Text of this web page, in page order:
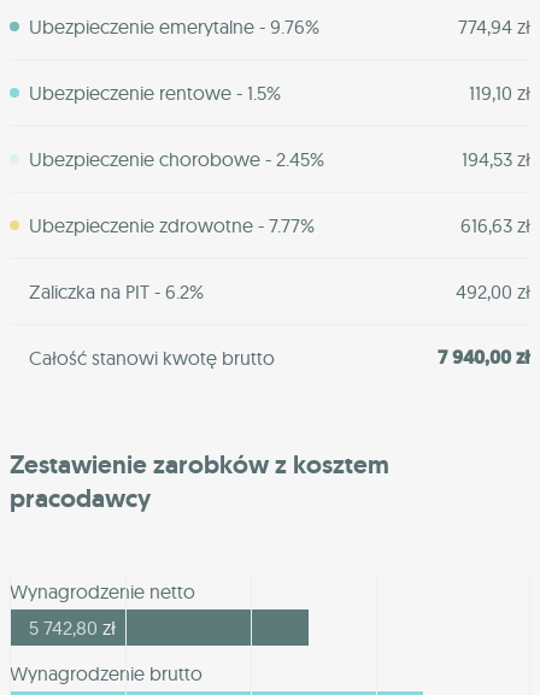
Ubezpieczenie emerytalne - 9.76% 774,94 zł
Ubezpieczenie rentowe - 1.5% 119,10 zł
Ubezpieczenie chorobowe - 2.45% 194,53 zł
Ubezpieczenie zdrowotne - 7.77% 616,63 zł
Zaliczka na PIT - 6.2% 492,00 zł
Całość stanowi kwotę brutto 7 940,00 zł
Zestawienie zarobków z kosztem
pracodawcy
Wynagrodzenie netto
5 742,80 zł
Wynagrodzenie brutto